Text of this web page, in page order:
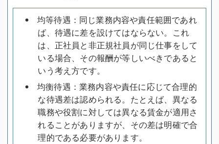
均等待遇：同じ業務内容や責任範囲であれ
ば、待遇に差を設けてはならない。これ
は、正社員と非正規社員が同じ仕事をして
いる場合、その報酬が等しいべきであると
いう考え方です。
均衡待遇：業務内容や責任に応じて合理的
な待遇差は認められる。たとえば、異なる
職務や役割に対しては異なる賃金が適用さ
れることがありますが、その差は明確で合
理的である必要があります。